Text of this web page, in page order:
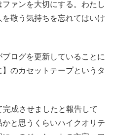
ァンを大切にする。わたし
敬う気持ちを忘れてはいけ
ログを更新していることに
のカセットテープというタ
成させましたと報告して
と思うくらいハイクオリテ